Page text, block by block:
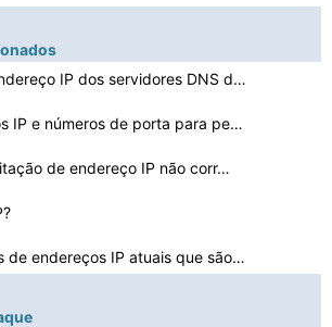
Como encontrar o endereço IP dos servidores DNS do seu…
O que usa endereços IP e números de porta para permit…
de endereço IP não corr…
Cite as cinco classes de endereços IP atuais que são …